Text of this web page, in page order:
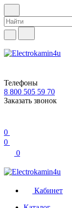
Телефоны
8 800 505 59 70
Заказать звонок
0
0
0
Кабинет